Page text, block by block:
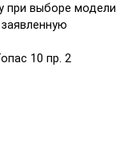
при выборе модели
10 пр. 2